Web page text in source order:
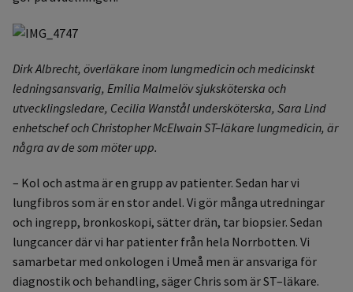
Dirk Albrecht, överläkare inom lungmedicin och medicinskt
ledningsansvarig, Emilia Malmelöv sjuksköterska och
utvecklingsledare, Cecilia Wanstål undersköterska, Sara Lind
enhetschef och Christopher McElwain ST–läkare lungmedicin, är
några av de som möter upp.
– Kol och astma är en grupp av patienter. Sedan har vi
lungfibros som är en stor andel. Vi gör många utredningar
och ingrepp, bronkoskopi, sätter drän, tar biopsier. Sedan
lungcancer där vi har patienter från hela Norrbotten. Vi
samarbetar med onkologen i Umeå men är ansvariga för
diagnostik och behandling, säger Chris som är ST–läkare.